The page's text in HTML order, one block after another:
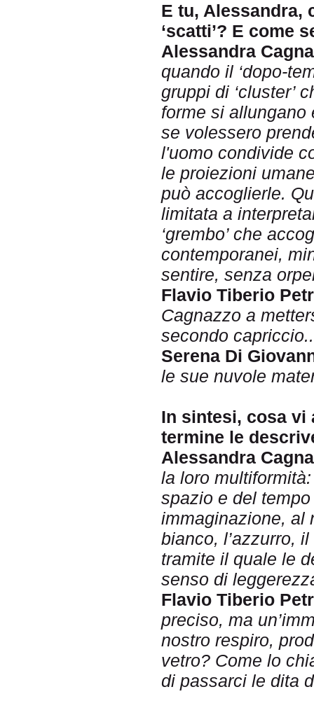
E tu, Alessandra,
‘scatti’? E come
Alessandra
quando il ‘dopo-
gruppi di ‘cluster’
forme si allungano
se volessero
l'uomo condivide
le proiezioni
può accoglierle.
limitata a
‘grembo’ che
contemporanei,
sentire, senza
Flavio Tiberio
Cagnazzo a
secondo
Serena Di
le sue nuvole
In sintesi, cosa vi
termine le
Alessandra
la loro
spazio e del
immaginazione, al
bianco, l’azzurro,
tramite il quale le
senso di
Flavio Tiberio
preciso, ma
nostro respiro,
vetro? Come lo
di passarci le dita